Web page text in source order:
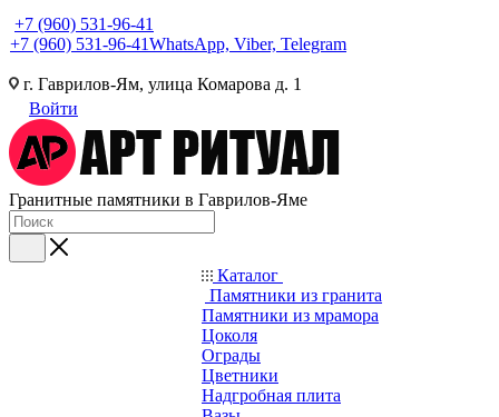
+7 (960) 531-96-41
+7 (960) 531-96-41WhatsApp, Viber, Telegram
г. Гаврилов-Ям, улица Комарова д. 1
Войти
Гранитные памятники в Гаврилов-Яме
Каталог
Памятники из гранита
Памятники из мрамора
Цоколя
Ограды
Цветники
Надгробная плита